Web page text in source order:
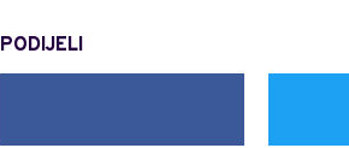
PODIJELI